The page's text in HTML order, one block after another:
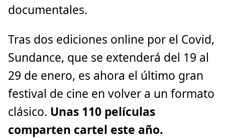
documentales.
Tras dos ediciones online por el Covid,
Sundance, que se extenderá del 19 al
29 de enero, es ahora el último gran
festival de cine en volver a un formato
clásico. Unas 110 películas
comparten cartel este año.